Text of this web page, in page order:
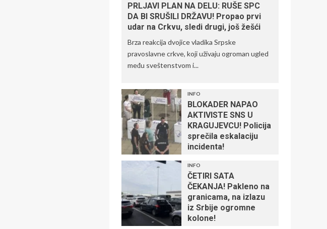
PRLJAVI PLAN NA DELU: RUŠE SPC
DA BI SRUŠILI DRŽAVU! Propao prvi
udar na Crkvu, sledi drugi, još žešći
Brza reakcija dvojice vladika Srpske
pravoslavne crkve, koji uživaju ogroman ugled
među sveštenstvom i...
INFO
BLOKADER NAPAO
AKTIVISTE SNS U
KRAGUJEVCU! Policija
sprečila eskalaciju
incidenta!
INFO
ČETIRI SATA
ČEKANJA! Pakleno na
granicama, na izlazu
iz Srbije ogromne
kolone!